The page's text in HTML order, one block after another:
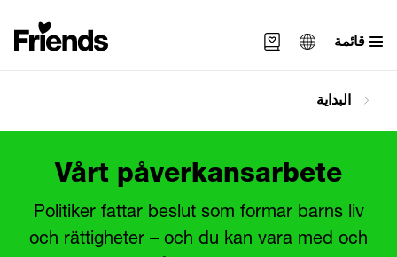
العربية
قائمة
البداية
Vårt påverkansarbete
Politiker fattar beslut som formar barns liv
och rättigheter – och du kan vara med och